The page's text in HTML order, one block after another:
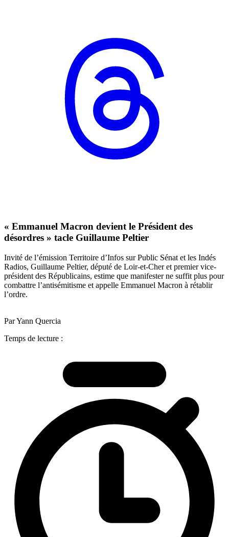
« Emmanuel Macron devient le Président des
désordres » tacle Guillaume Peltier
Invité de l’émission Territoire d’Infos sur Public Sénat et les Indés
Radios, Guillaume Peltier, député de Loir-et-Cher et premier vice-
président des Républicains, estime que manifester ne suffit plus pour
combattre l’antisémitisme et appelle Emmanuel Macron à rétablir
l’ordre.
Par Yann Quercia
Temps de lecture :